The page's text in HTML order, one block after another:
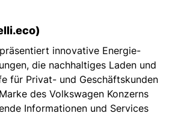
innovative Energie-
die nachhaltiges Laden und
für Privat- und Geschäftskunden
des Volkswagen Konzerns
Informationen und Services